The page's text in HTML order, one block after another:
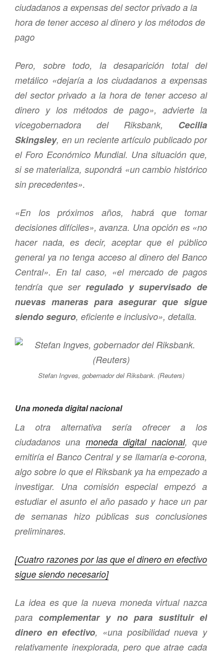
ciudadanos a expensas del sector privado a la
hora de tener acceso al dinero y los métodos de
pago
Pero, sobre todo, la desaparición total del
metálico «dejaría a los ciudadanos a expensas
del sector privado a la hora de tener acceso al
dinero y los métodos de pago», advierte la
vicegobernadora del Riksbank, Cecilia
Skingsley, en un reciente artículo publicado por
el Foro Económico Mundial. Una situación que,
si se materializa, supondrá «un cambio histórico
sin precedentes».
«En los próximos años, habrá que tomar
decisiones difíciles», avanza. Una opción es «no
hacer nada, es decir, aceptar que el público
general ya no tenga acceso al dinero del Banco
Central». En tal caso, «el mercado de pagos
tendría que ser regulado y supervisado de
nuevas maneras para asegurar que sigue
siendo seguro, eficiente e inclusivo», detalla.
Stefan Ingves, gobernador del Riksbank. (Reuters)
Una moneda digital nacional
La otra alternativa sería ofrecer a los
ciudadanos una moneda digital nacional, que
emitiría el Banco Central y se llamaría e-corona,
algo sobre lo que el Riksbank ya ha empezado a
investigar. Una comisión especial empezó a
estudiar el asunto el año pasado y hace un par
de semanas hizo públicas sus conclusiones
preliminares.
[Cuatro razones por las que el dinero en efectivo
sigue siendo necesario]
La idea es que la nueva moneda virtual nazca
paracomplementar y no para sustituir el
dinero en efectivo, «una posibilidad nueva y
relativamente inexplorada, pero que atrae cada